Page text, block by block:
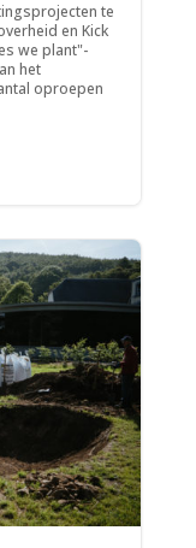
te
en Kick
we plant"-
het
oproepen